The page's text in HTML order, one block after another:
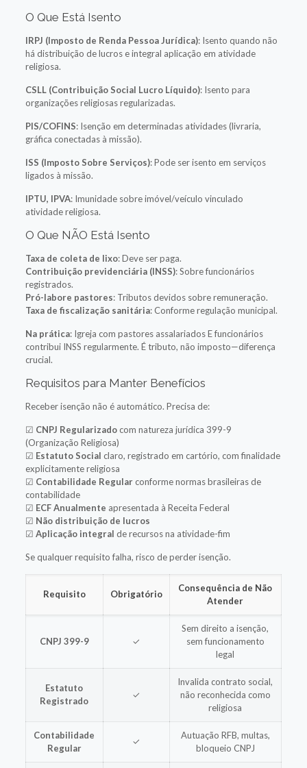
O Que Está Isento
IRPJ (Imposto de Renda Pessoa Jurídica): Isento quando não
há distribuição de lucros e integral aplicação em atividade
religiosa.
CSLL (Contribuição Social Lucro Líquido): Isento para
organizações religiosas regularizadas.
PIS/COFINS: Isenção em determinadas atividades (livraria,
gráfica conectadas à missão).
ISS (Imposto Sobre Serviços): Pode ser isento em serviços
ligados à missão.
IPTU, IPVA: Imunidade sobre imóvel/veículo vinculado
atividade religiosa.
O Que NÃO Está Isento
Taxa de coleta de lixo: Deve ser paga.
Contribuição previdenciária (INSS): Sobre funcionários
registrados.
Pró-labore pastores: Tributos devidos sobre remuneração.
Taxa de fiscalização sanitária: Conforme regulação municipal.
Na prática: Igreja com pastores assalariados E funcionários
contribui INSS regularmente. É tributo, não imposto—diferença
crucial.
Requisitos para Manter Benefícios
Receber isenção não é automático. Precisa de:
☑ CNPJ Regularizadocom natureza jurídica 399-9
(Organização Religiosa)
☑ Estatuto Social claro, registrado em cartório, com finalidade
explicitamente religiosa
☑ Contabilidade Regularconforme normas brasileiras de
contabilidade
☑ ECF Anualmente apresentada à Receita Federal
☑ Não distribuição de lucros
☑ Aplicação integral de recursos na atividade-fim
Se qualquer requisito falha, risco de perder isenção.
Requisito Obrigatório
Consequência de Não
Atender
CNPJ 399-9 ✓
Sem direito a isenção,
sem funcionamento
legal
Estatuto
Registrado
✓
Invalida contrato social,
não reconhecida como
religiosa
Contabilidade
Regular
✓
Autuação RFB, multas,
bloqueio CNPJ